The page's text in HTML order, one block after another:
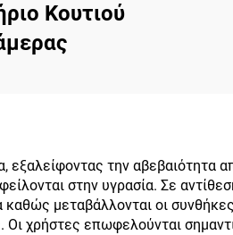
Κουτιού
την αβεβαιότητα
στην υγρασία. Σε
καθώς μεταβάλλονται οι
Οι χρήστες επωφελούνται